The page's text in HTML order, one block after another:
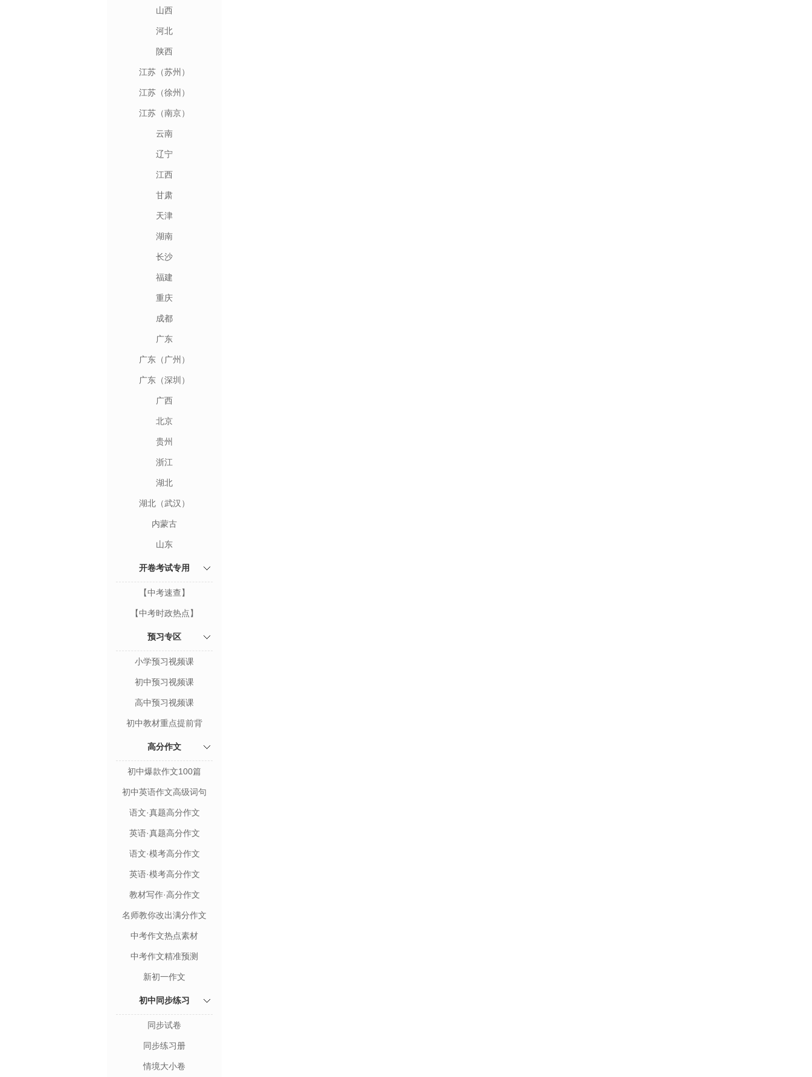
山西
河北
陕西
江苏（苏州）
江苏（徐州）
江苏（南京）
云南
辽宁
江西
甘肃
天津
湖南
长沙
福建
重庆
成都
广东
广东（广州）
广东（深圳）
广西
北京
贵州
浙江
湖北
湖北（武汉）
内蒙古
山东
开卷考试专用
【中考速查】
【中考时政热点】
预习专区
小学预习视频课
初中预习视频课
高中预习视频课
初中教材重点提前背
高分作文
初中爆款作文100篇
初中英语作文高级词句
语文·真题高分作文
英语·真题高分作文
语文·模考高分作文
英语·模考高分作文
教材写作·高分作文
名师教你改出满分作文
中考作文热点素材
中考作文精准预测
新初一作文
初中同步练习
同步试卷
同步练习册
情境大小卷